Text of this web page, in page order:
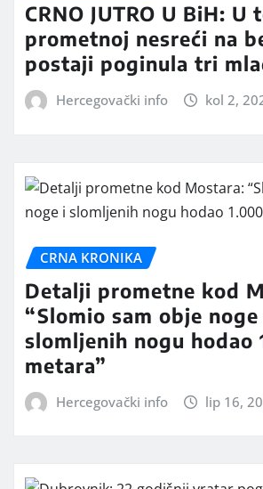
CRNO JUTRO U BiH: U
prometnoj nesreći na
postaji poginula tri
Hercegovački info kol 2,
CRNA KRONIKA
Detalji prometne kod
“Slomio sam obje
slomljenih nogu hodao
metara”
Hercegovački info lip 16,